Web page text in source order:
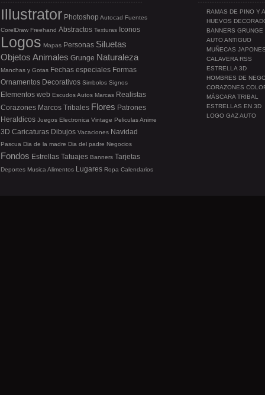
RAMAS DE PINO Y
HUEVOS
BANNERS GRUNGE
AUTO ANTIGUO
MUÑECAS
CALAVERA RSS
ESTRELLA 3D
HOMBRES DE
CORAZONES
MÁSCARA TRIBAL
ESTRELLAS EN 3D
LOGO GAZ AUTO
Illustrator Photoshop Autocad Fuentes
CorelDraw Freehand Abstractos Texturas Iconos
Logos Mapas Personas Siluetas
Objetos Animales Grunge Naturaleza
Manchas y Gotas Fechas especiales Formas
Ornamentos Decorativos Simbolos Signos
Elementos web EscudosAutos Marcas Realistas
Corazones Marcos Tribales Flores Patrones
Heraldicos Juegos Electronica Vintage PeliculasAnime
3D Caricaturas Dibujos Vacaciones Navidad
Pascua Dia de la madre Dia del padre Negocios
Fondos Estrellas Tatuajes Banners Tarjetas
Deportes Musica Alimentos Lugares Ropa Calendarios